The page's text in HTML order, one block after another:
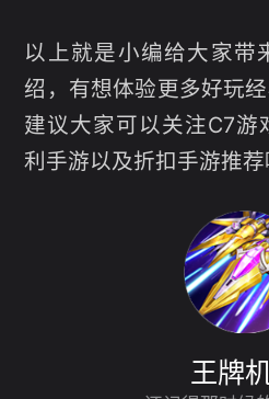
以上就是小编给大家带
绍，有想体验更多好玩
建议大家可以关注C7游
利手游以及折扣手游推荐
王牌